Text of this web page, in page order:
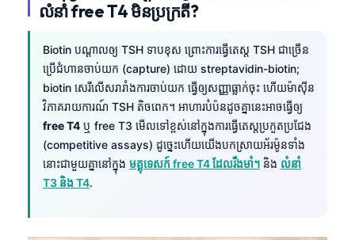
លំនាំ free T4 មិនប្រក្រតី?
Biotin បណ្តាលឲ្យ TSH ទាបខុស ព្រោះការធ្វើតេស្ត TSH ជាច្រើន
ប្រើជំហានចាប់យក (capture) ដោយ streptavidin-biotin;
biotin សេរីលើសរារាំងការចាប់យក ធ្វើឲ្យសញ្ញាធ្លាក់ចុះ ហើយម៉ាស៊ីន
វិភាគរាយការណ៍ TSH តិចពេក។ អាហារបំប៉នដូចគ្នានេះអាចធ្វើឲ្យ
free T4 ឬ free T3 មើលទៅខ្ពស់នៅក្នុងការធ្វើតេស្តប្រកួតប្រជែង
(competitive assays) ដូច្នេះហើយយើងបកស្រាយអ័រម៉ូនទាំង
នោះជាមួយគ្នានៅក្នុង មគ្គុទេសក៍ free T4 ដែលរឹងមាំ។ និង លំនាំ
T3 និង T4.